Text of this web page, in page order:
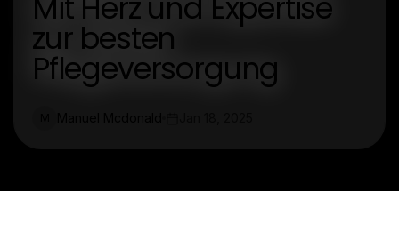
Mit Herz und Expertise
zur besten
Pflegeversorgung